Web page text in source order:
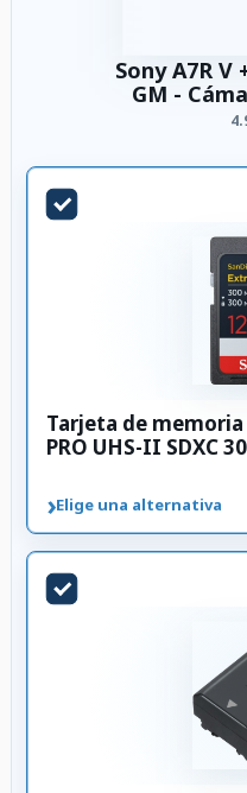
Sony A7R V
GM -
Tarjeta de memoria
PRO UHS-II SDXC
›Elige una alternativa